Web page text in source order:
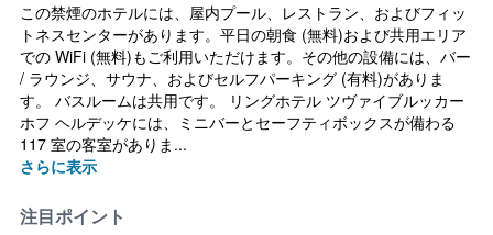
この禁煙のホテルには、屋内プール、レストラン、およびフィッ
トネスセンターがあります。平日の朝食 (無料)および共用エリア
での WiFi (無料)もご利用いただけます。その他の設備には、バー
/ ラウンジ、サウナ、およびセルフパーキング (有料)がありま
す。 バスルームは共用です。 リングホテル ツヴァイブルッカー
ホフ ヘルデッケには、ミニバーとセーフティボックスが備わる
117 室の客室がありま...
さらに表示
注目ポイント